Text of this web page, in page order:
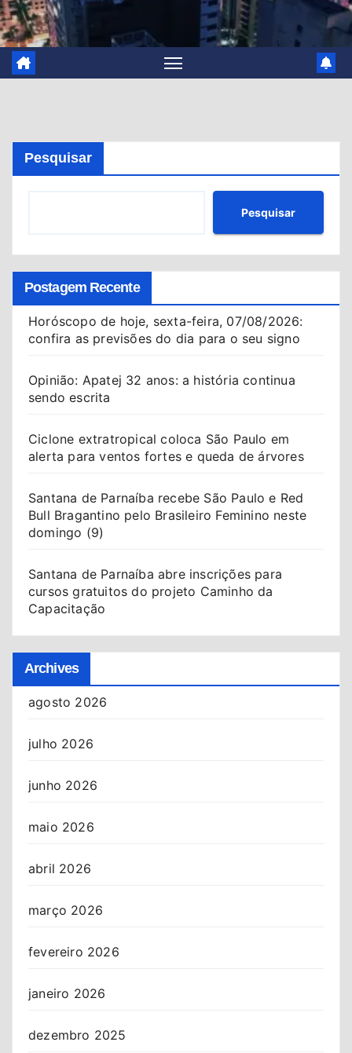
Pesquisar
Pesquisar
Postagem Recente
Horóscopo de hoje, sexta-feira, 07/08/2026:
confira as previsões do dia para o seu signo
Opinião: Apatej 32 anos: a história continua
sendo escrita
Ciclone extratropical coloca São Paulo em
alerta para ventos fortes e queda de árvores
Santana de Parnaíba recebe São Paulo e Red
Bull Bragantino pelo Brasileiro Feminino neste
domingo (9)
Santana de Parnaíba abre inscrições para
cursos gratuitos do projeto Caminho da
Capacitação
Archives
agosto 2026
julho 2026
junho 2026
maio 2026
abril 2026
março 2026
fevereiro 2026
janeiro 2026
dezembro 2025